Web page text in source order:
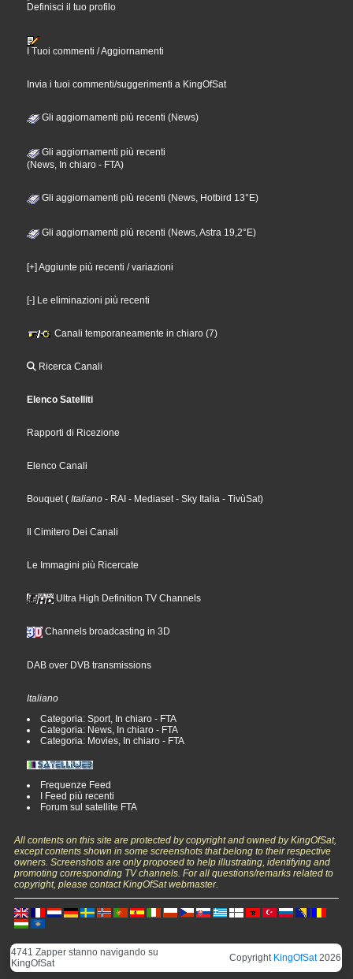
Definisci il tuo profilo
I Tuoi commenti / Aggiornamenti
Invia i tuoi commenti/suggerimenti a KingOfSat
Gli aggiornamenti più recenti (News)
Gli aggiornamenti più recenti
(News, In chiaro - FTA)
Gli aggiornamenti più recenti (News, Hotbird 13°E)
Gli aggiornamenti più recenti (News, Astra 19,2°E)
[+] Aggiunte più recenti / variazioni
[-] Le eliminazioni più recenti
Canali temporaneamente in chiaro (7)
Ricerca Canali
Elenco Satelliti
Rapporti di Ricezione
Elenco Canali
Bouquet ( Italiano - RAI - Mediaset - Sky Italia - TivùSat)
Il Cimitero Dei Canali
Le Immagini più Ricercate
Ultra High Definition TV Channels
Channels broadcasting in 3D
DAB over DVB transmissions
Italiano
Categoria: Sport, In chiaro - FTA
Categoria: News, In chiaro - FTA
Categoria: Movies, In chiaro - FTA
Frequenze Feed
I Feed più recenti
Forum sul satellite FTA
All contents on this site are protected by copyright and owned by KingOfSat,
except contents shown in some screenshots that belong to their respective
owners. Screenshots are only proposed to help illustrating, identifying and
promoting corresponding TV channels. For all questions/remarks related to
copyright, please contact KingOfSat webmaster.
4741 Zapper stanno navigando su
KingOfSat
Copyright KingOfSat2026